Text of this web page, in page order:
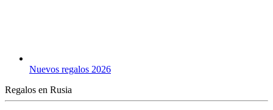
Nuevos regalos 2026
Regalos en Rusia